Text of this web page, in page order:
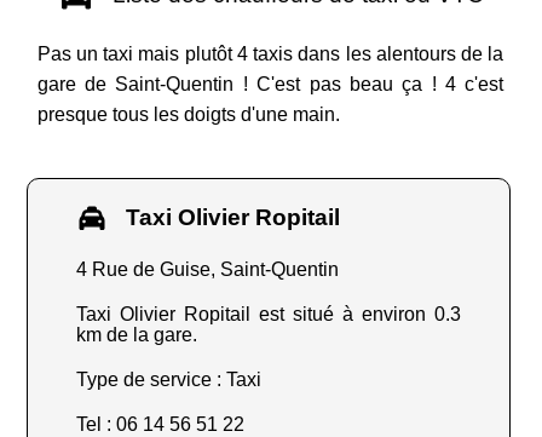
Pas un taxi mais plutôt 4 taxis dans les alentours de la
gare de Saint-Quentin ! C'est pas beau ça ! 4 c'est
presque tous les doigts d'une main.
Taxi Olivier Ropitail
4 Rue de Guise, Saint-Quentin
Taxi Olivier Ropitail est situé à environ 0.3
km de la gare.
Type de service : Taxi
Tel : 06 14 56 51 22